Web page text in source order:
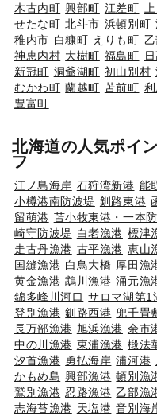
木古内町 興部町 江差町
せたな町 北斗市 浜頓別町
稚内市 白糠町 えりも町
神恵内村 大樹町 福島町
新冠町 洞爺湖町 初山別村
むかわ町 蘭越町 苫前町
豊富町
北海道の人気ポイ
フ
江ノ島海岸 石狩湾新港 能
小樽港南防波堤 釧路東港
留萌港 苫小牧東港・一本
崎守防波堤 白老漁港 標津
走古丹漁港 古平漁港 恵山
国縫漁港 白鳥大橋 厚田漁
黄金漁港 鵡川漁港 涌元漁
錦多峰川河口 サロマ湖第1
登別漁港 釧路西港 兜千畳
長万部漁港 旭浜漁港 余市
中の川漁港 東浦漁港 椴法
汐首漁港 勇払海岸 浦河港
かもめ島 興部漁港 頓別漁
鷲別漁港 忍路漁港 乙部漁
志海苔漁港 天塩港 音別海